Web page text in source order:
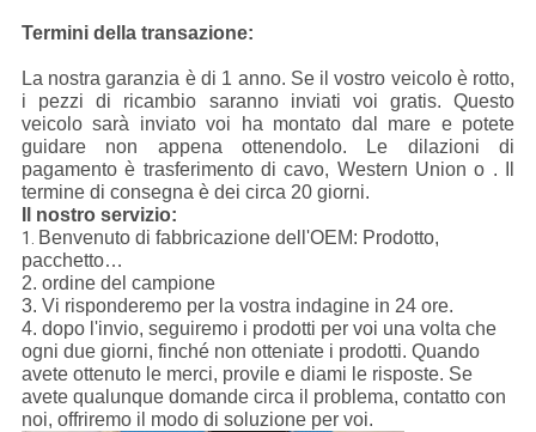
Termini della transazione:
La nostra garanzia è di 1 anno. Se il vostro veicolo è rotto,
i pezzi di ricambio saranno inviati voi gratis. Questo
veicolo sarà inviato voi ha montato dal mare e potete
guidare non appena ottenendolo. Le dilazioni di
pagamento è trasferimento di cavo, Western Union o . Il
termine di consegna è dei circa 20 giorni.
Il nostro servizio:
1. Benvenuto di fabbricazione dell'OEM: Prodotto,
pacchetto…
2. ordine del campione
3. Vi risponderemo per la vostra indagine in 24 ore.
4. dopo l'invio, seguiremo i prodotti per voi una volta che
ogni due giorni, finché non otteniate i prodotti. Quando
avete ottenuto le merci, provile e diami le risposte. Se
avete qualunque domande circa il problema, contatto con
noi, offriremo il modo di soluzione per voi.